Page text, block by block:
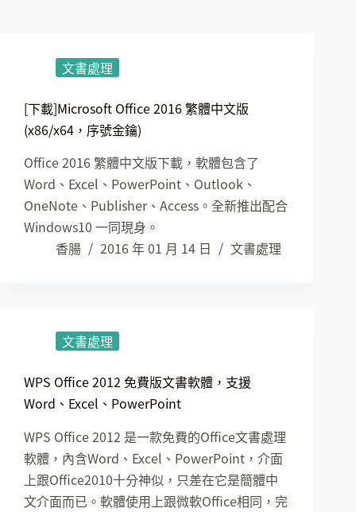
文書處理
[下載]Microsoft Office 2016 繁體中文版
(x86/x64，序號金鑰)
Office 2016 繁體中文版下載，軟體包含了
Word、Excel、PowerPoint、Outlook、
OneNote、Publisher、Access。全新推出配合
Windows10 一同現身。
香腸
2016 年 01 月 14 日 文書處理
文書處理
WPS Office 2012 免費版文書軟體，支援
Word、Excel、PowerPoint
WPS Office 2012 是一款免費的Office文書處理
軟體，內含Word、Excel、PowerPoint，介面
上跟Office2010十分神似，只差在它是簡體中
文介面而已。軟體使用上跟微軟Office相同，完